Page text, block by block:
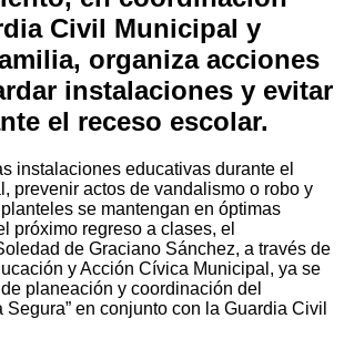
Civil Municipal y
organiza acciones
instalaciones y evitar
el receso escolar.
instalaciones educativas durante el
prevenir actos de vandalismo o robo y
se mantengan en óptimas
próximo regreso a clases, el
de Graciano Sánchez, a través de
y Acción Cívica Municipal, ya se
planeación y coordinación del
Segura” en conjunto con la Guardia Civil